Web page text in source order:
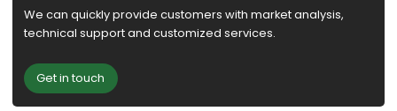
We can quickly provide customers with market analysis,
technical support and customized services.
Get in touch